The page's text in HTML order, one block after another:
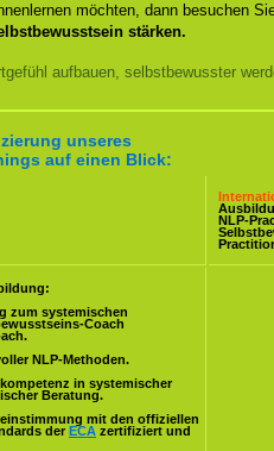
möchten, dann besuchen
stärken.
aufbauen, selbstbewusster
unseres
auf einen Blick:
NLP-
zum systemischen
Coach
NLP-Methoden.
in systemischer
Beratung.
mit den offiziellen
der ECA zertifiziert und